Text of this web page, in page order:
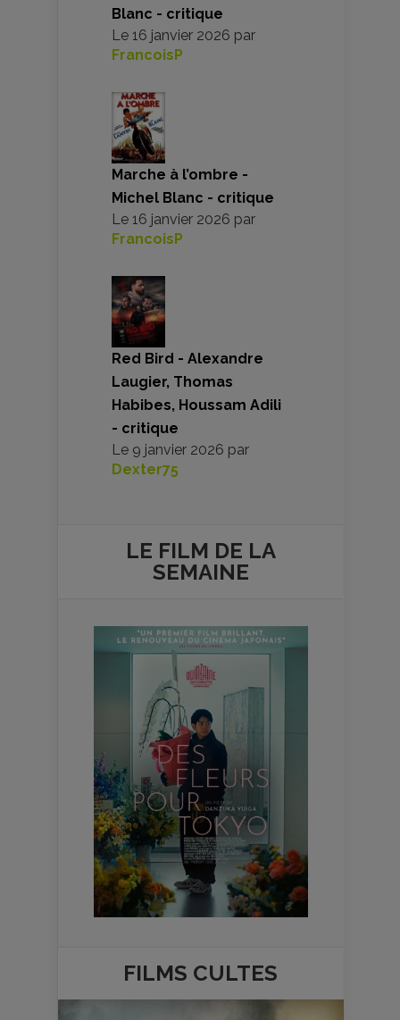
Blanc - critique
Le 16 janvier 2026 par
FrancoisP
Marche à l’ombre -
Michel Blanc - critique
Le 16 janvier 2026 par
FrancoisP
Red Bird - Alexandre
Laugier, Thomas
Habibes, Houssam Adili
- critique
Le 9 janvier 2026 par
Dexter75
LE FILM DE LA
SEMAINE
FILMS CULTES